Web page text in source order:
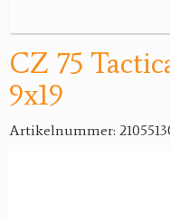
CZ 75
9x19
Artikelnummer: